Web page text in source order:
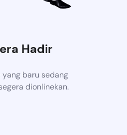
Hadir
yang baru sedang
dionlinekan.